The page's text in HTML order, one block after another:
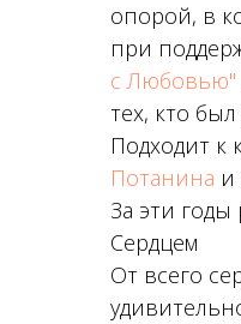
опорой, в
при
с Любовью"
тех, кто
Подходит к
Потанина и
За эти
Сердцем
От всего